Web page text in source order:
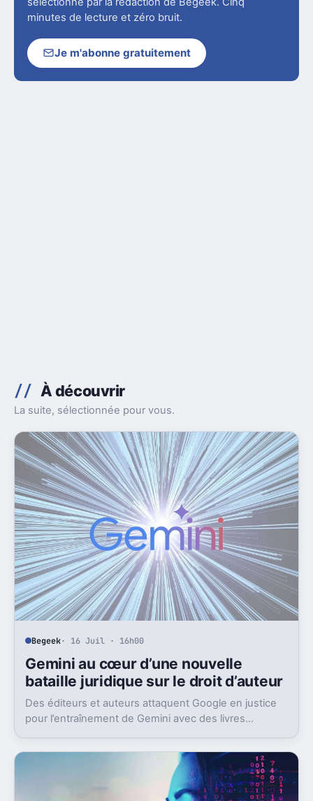
minutes de lecture et zéro bruit.
Je m'abonne gratuitement
À découvrir
La suite, sélectionnée pour vous.
Begeek· 16 Juil · 16h00
Gemini au cœur d’une nouvelle
bataille juridique sur le droit d’auteur
Des éditeurs et auteurs attaquent Google en justice
pour l’entraînement de Gemini avec des livres